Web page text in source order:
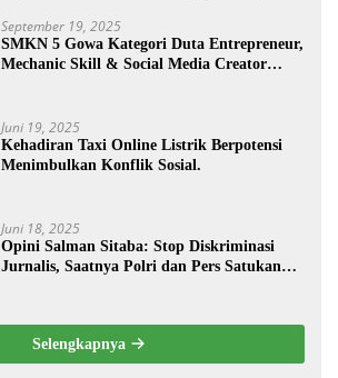
September 19, 2025
SMKN 5 Gowa Kategori Duta Entrepreneur,
Mechanic Skill & Social Media Creator
Juni 19, 2025
Kehadiran Taxi Online Listrik Berpotensi
Menimbulkan Konflik Sosial.
Juni 18, 2025
Opini Salman Sitaba: Stop Diskriminasi
Jurnalis, Saatnya Polri dan Pers Satukan
Selengkapnya